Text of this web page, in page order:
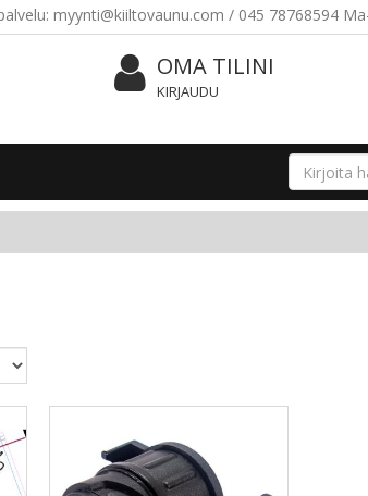
myynti@kiiltovaunu.com / 045 78768594
OMA TILINI
KIRJAUDU